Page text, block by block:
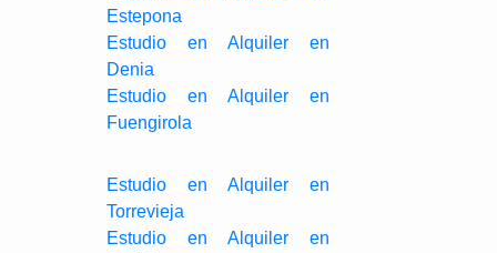
Estepona
Estudio en Alquiler en
Denia
Estudio en Alquiler en
Fuengirola
Estudio en Alquiler en
Torrevieja
Estudio en Alquiler en